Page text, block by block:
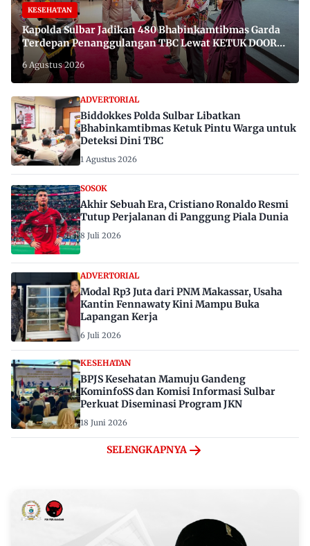
KESEHATAN
Kapolda Sulbar Jadikan 480 Bhabinkamtibmas Garda
Terdepan Penanggulangan TBC Lewat KETUK DOORS
di 650 Desa
6 Agustus 2026
ADVERTORIAL
Biddokkes Polda Sulbar Libatkan
Bhabinkamtibmas Ketuk Pintu Warga untuk
Deteksi Dini TBC
1 Agustus 2026
SOSOK
Akhir Sebuah Era, Cristiano Ronaldo Resmi
Tutup Perjalanan di Panggung Piala Dunia
8 Juli 2026
ADVERTORIAL
Modal Rp3 Juta dari PNM Makassar, Usaha
Kantin Fennawaty Kini Mampu Buka
Lapangan Kerja
6 Juli 2026
KESEHATAN
BPJS Kesehatan Mamuju Gandeng
KominfoSS dan Komisi Informasi Sulbar
Perkuat Diseminasi Program JKN
18 Juni 2026
SELENGKAPNYA